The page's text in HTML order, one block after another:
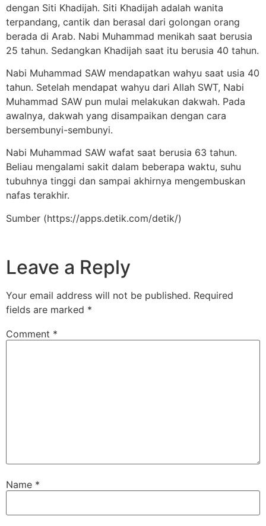
dengan Siti Khadijah. Siti Khadijah adalah wanita
terpandang, cantik dan berasal dari golongan orang
berada di Arab. Nabi Muhammad menikah saat berusia
25 tahun. Sedangkan Khadijah saat itu berusia 40 tahun.
Nabi Muhammad SAW mendapatkan wahyu saat usia 40
tahun. Setelah mendapat wahyu dari Allah SWT, Nabi
Muhammad SAW pun mulai melakukan dakwah. Pada
awalnya, dakwah yang disampaikan dengan cara
bersembunyi-sembunyi.
Nabi Muhammad SAW wafat saat berusia 63 tahun.
Beliau mengalami sakit dalam beberapa waktu, suhu
tubuhnya tinggi dan sampai akhirnya mengembuskan
nafas terakhir.
Sumber (https://apps.detik.com/detik/)
Leave a Reply
Your email address will not be published. Required
fields are marked *
Comment *
Name *